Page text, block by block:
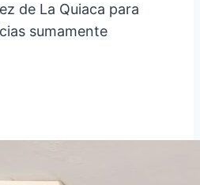
de La Quiaca para
sumamente